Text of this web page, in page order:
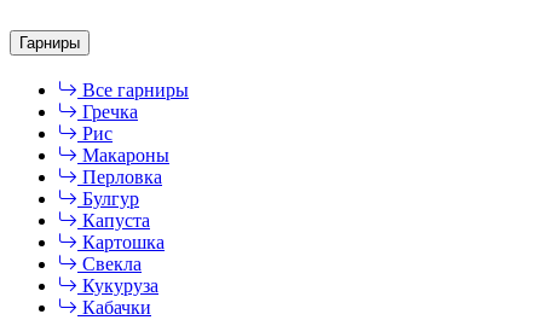
Гарниры
Все гарниры
Гречка
Рис
Макароны
Перловка
Булгур
Капуста
Картошка
Свекла
Кукуруза
Кабачки